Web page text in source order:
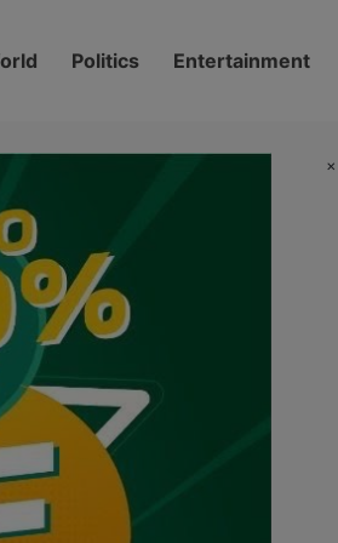
Politics Entertainment
×